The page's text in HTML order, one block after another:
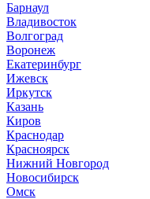
Барнаул
Владивосток
Волгоград
Воронеж
Екатеринбург
Ижевск
Иркутск
Казань
Киров
Краснодар
Красноярск
Нижний Новгород
Новосибирск
Омск